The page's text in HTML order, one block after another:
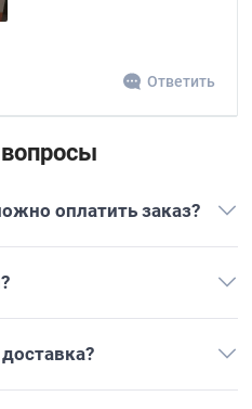
Ответить
оплатить заказ?